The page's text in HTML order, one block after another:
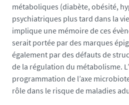
métaboliques (diabète, obésité,
psychiatriques plus tard dans la
implique une mémoire de ces
serait portée par des marques
également par des défauts de
de la régulation du métabolisme.
programmation de l’axe
rôle dans le risque de maladies